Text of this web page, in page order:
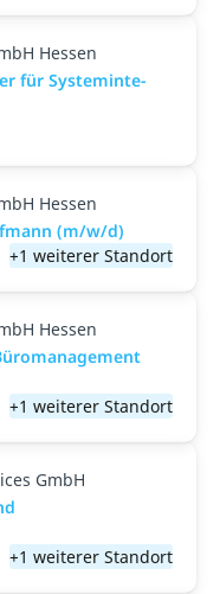
Hessen
für Sys­tem­in­te­
Hessen
(m/w/d)
+1 weiterer Standort
Hessen
+1 weiterer Standort
GmbH
+1 weiterer Standort